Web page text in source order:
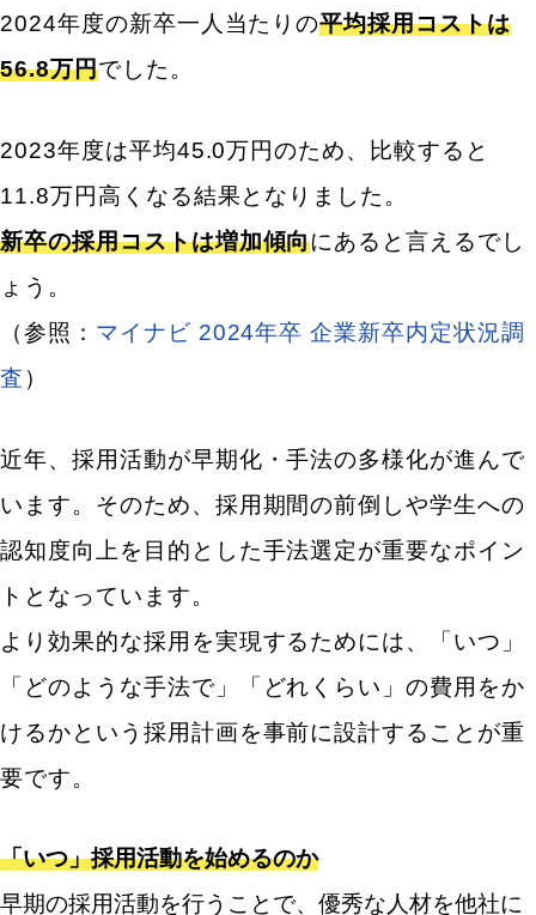
2024年度の新卒一人当たりの平均採用コストは
56.8万円でした。
2023年度は平均45.0万円のため、比較すると
11.8万円高くなる結果となりました。
新卒の採用コストは増加傾向にあると言えるでし
ょう。
（参照： マイナビ 2024年卒 企業新卒内定状況調
査 ）
近年、採用活動が早期化・手法の多様化が進んで
います。そのため、採用期間の前倒しや学生への
認知度向上を目的とした手法選定が重要なポイン
トとなっています。
より効果的な採用を実現するためには、「いつ」
「どのような手法で」「どれくらい」の費用をか
けるかという採用計画を事前に設計することが重
要です。
「いつ」採用活動を始めるのか
早期の採用活動を行うことで、優秀な人材を他社に